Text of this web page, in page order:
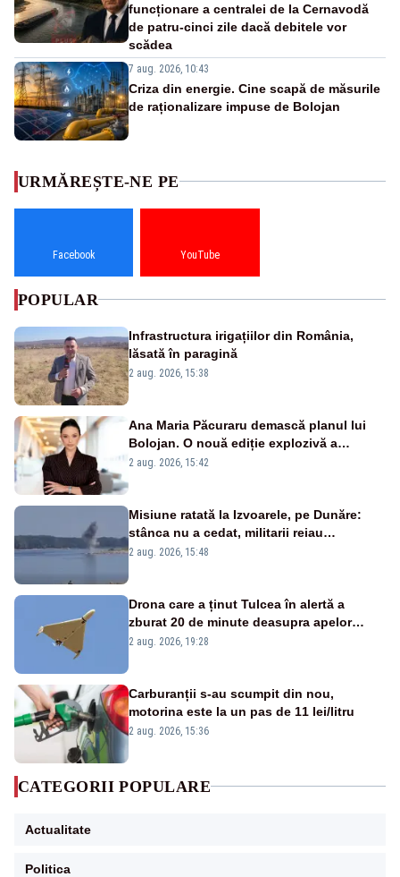
funcționare a centralei de la Cernavodă
de patru-cinci zile dacă debitele vor
scădea
7 aug. 2026, 10:43
Criza din energie. Cine scapă de măsurile
de raționalizare impuse de Bolojan
URMĂREȘTE-NE PE
Facebook YouTube
POPULAR
Infrastructura irigațiilor din România,
lăsată în paragină
2 aug. 2026, 15:38
Ana Maria Păcuraru demască planul lui
Bolojan. O nouă ediție explozivă a
emisiunii „Miza Zilei” la Realitatea PLUS
2 aug. 2026, 15:42
Misiune ratată la Izvoarele, pe Dunăre:
stânca nu a cedat, militarii reiau
detonările luni – VIDEO
2 aug. 2026, 15:48
Drona care a ținut Tulcea în alertă a
zburat 20 de minute deasupra apelor
României. Au fost ridicate două F-16
2 aug. 2026, 19:28
Carburanții s-au scumpit din nou,
motorina este la un pas de 11 lei/litru
2 aug. 2026, 15:36
CATEGORII POPULARE
Actualitate
Politica